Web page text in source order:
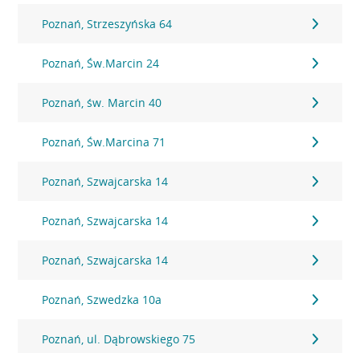
Poznań, Strzeszyńska 64
Poznań, Św.Marcin 24
Poznań, św. Marcin 40
Poznań, Św.Marcina 71
Poznań, Szwajcarska 14
Poznań, Szwajcarska 14
Poznań, Szwajcarska 14
Poznań, Szwedzka 10a
Poznań, ul. Dąbrowskiego 75